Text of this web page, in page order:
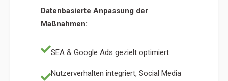
Datenbasierte Anpassung der
Maßnahmen:
SEA & Google Ads gezielt optimiert
Nutzerverhalten integriert, Social Media